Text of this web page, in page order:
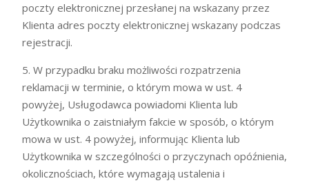
poczty elektronicznej przesłanej na wskazany przez
Klienta adres poczty elektronicznej wskazany podczas
rejestracji.
5. W przypadku braku możliwości rozpatrzenia
reklamacji w terminie, o którym mowa w ust. 4
powyżej, Usługodawca powiadomi Klienta lub
Użytkownika o zaistniałym fakcie w sposób, o którym
mowa w ust. 4 powyżej, informując Klienta lub
Użytkownika w szczególności o przyczynach opóźnienia,
okolicznościach, które wymagają ustalenia i